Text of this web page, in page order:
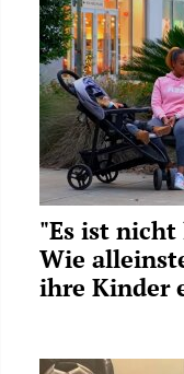
"Es ist
Wie
ihre Kinder